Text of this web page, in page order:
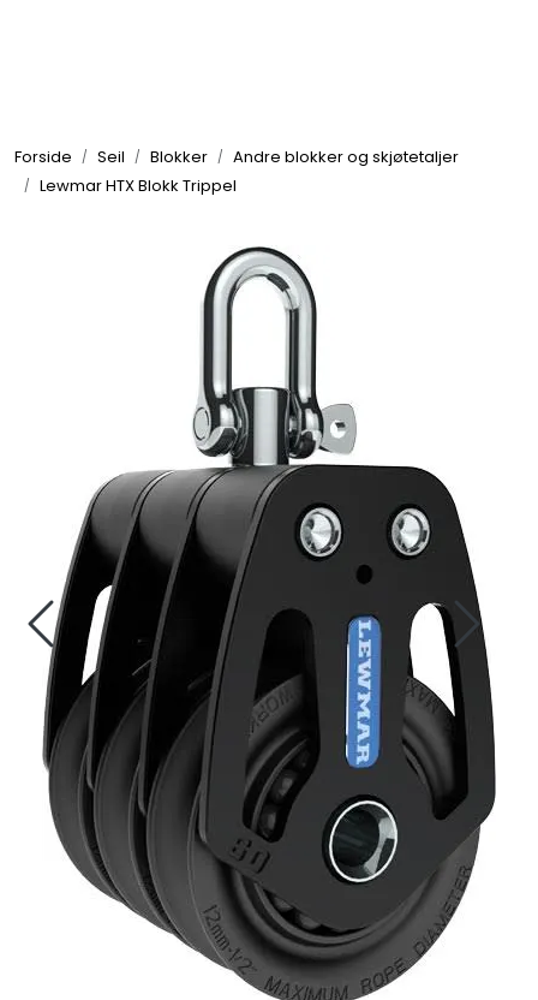
Forside Seil Blokker
Andre blokker og skjøtetaljer
Lewmar HTX Blokk Trippel
Elektrisk
Motor/Styring
Fortøyning
Fritid/Sikkerhet
Båtpleie/Opplag
Seil
Nyheter